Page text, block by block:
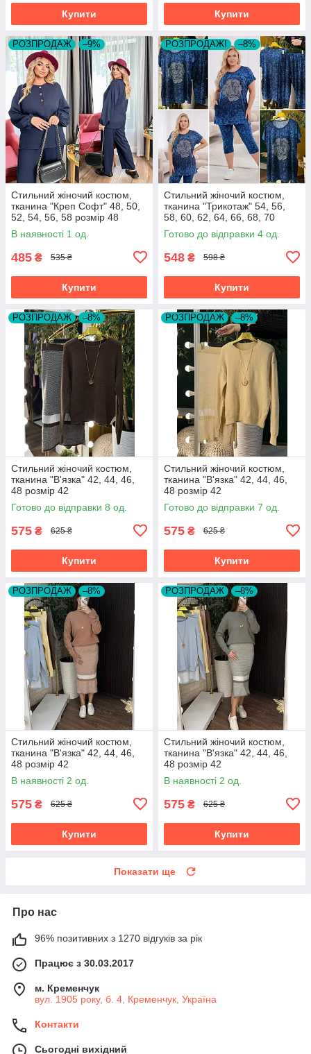
Купити Купити
РОЗПРОДАЖ –9%
Стильний жіночий костюм,
тканина "Креп Софт" 48, 50,
52, 54, 56, 58 розмір 48
В наявності 1 од.
485 ₴ 535 ₴
Купити
РОЗПРОДАЖ! –8%
Стильний жіночий костюм,
тканина "Трикотаж" 54, 56,
58, 60, 62, 64, 66, 68, 70
розмір 54
Готово до відправки 4 од.
548 ₴ 598 ₴
Купити
РОЗПРОДАЖ –8%
Стильний жіночий костюм,
тканина "В'язка" 42, 44, 46,
48 розмір 42
Готово до відправки 8 од.
575 ₴ 625 ₴
Купити
РОЗПРОДАЖ –8%
Стильний жіночий костюм,
тканина "В'язка" 42, 44, 46,
48 розмір 42
Готово до відправки 7 од.
575 ₴ 625 ₴
Купити
РОЗПРОДАЖ –8%
Стильний жіночий костюм,
тканина "В'язка" 42, 44, 46,
48 розмір 42
В наявності 2 од.
575 ₴ 625 ₴
Купити
РОЗПРОДАЖ –8%
Стильний жіночий костюм,
тканина "В'язка" 42, 44, 46,
48 розмір 42
В наявності 2 од.
575 ₴ 625 ₴
Купити
Показати ще
Про нас
96% позитивних з 1270 відгуків за рік
Працює з 30.03.2017
м. Кременчук
вул. 1905 року, б. 4, Кременчук, Україна
Контакти
Сьогодні вихідний